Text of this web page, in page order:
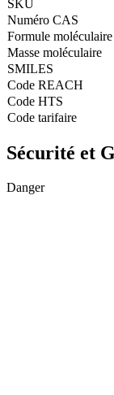
SKU
Numéro CAS
Formule moléculaire
Masse moléculaire
SMILES
Code REACH
Code HTS
Code tarifaire
Sécurité et
Danger